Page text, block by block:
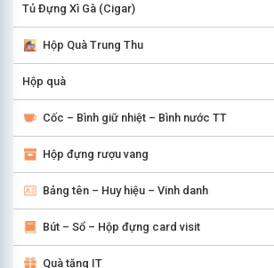
Tủ Đựng Xì Gà (Cigar)
Hộp Quà Trung Thu
Hộp quà
Cốc – Bình giữ nhiệt – Bình nước TT
Hộp đựng rượu vang
Bảng tên – Huy hiệu – Vinh danh
Bút – Sổ – Hộp đựng card visit
Quà tặng IT